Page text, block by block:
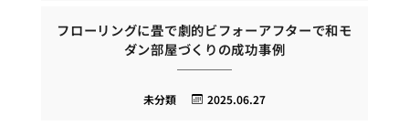
フローリングに畳で劇的ビフォーアフターで和モ
ダン部屋づくりの成功事例
2025.06.27
未分類